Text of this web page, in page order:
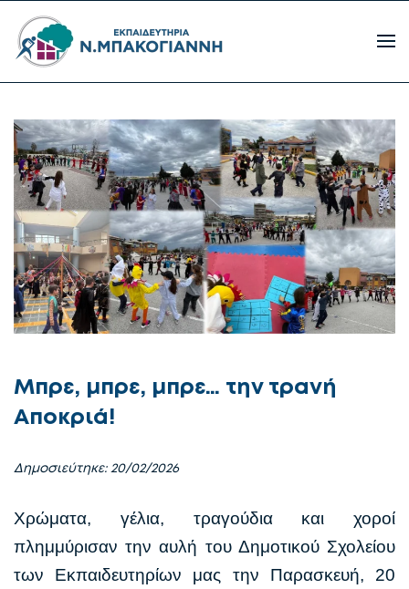
Μπρε, μπρε, μπρε… την τρανή
Αποκριά!
Δημοσιεύτηκε: 20/02/2026
Χρώματα, γέλια, τραγούδια και χοροί
πλημμύρισαν την αυλή του Δημοτικού Σχολείου
των Εκπαιδευτηρίων μας την Παρασκευή, 20